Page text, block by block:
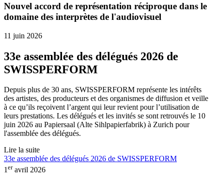
Nouvel accord de représentation réciproque dans le
domaine des interprètes de l'audiovisuel
11 juin 2026
33e assemblée des délégués 2026 de
SWISSPERFORM
Depuis plus de 30 ans, SWISSPERFORM représente les intérêts
des artistes, des producteurs et des organismes de diffusion et veille
à ce qu’ils reçoivent l’argent qui leur revient pour l’utilisation de
leurs prestations. Les délégués et les invités se sont retrouvés le 10
juin 2026 au Papiersaal (Alte Sihlpapierfabrik) à Zurich pour
l'assemblée des délégués.
Lire la suite
33e assemblée des délégués 2026 de SWISSPERFORM
1 eravril 2026